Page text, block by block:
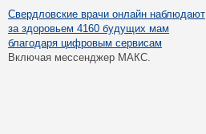
Свердловские врачи онлайн наблюдают
за здоровьем 4160 будущих мам
благодаря цифровым сервисам
Включая мессенджер МАКС.